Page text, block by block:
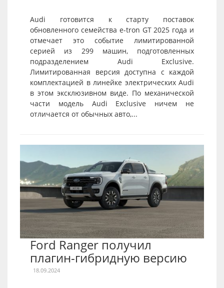
Audi готовится к старту поставок
обновленного семейства e-tron GT 2025 года и
отмечает это событие лимитированной
серией из 299 машин, подготовленных
подразделением Audi Exclusive.
Лимитированная версия доступна с каждой
комплектацией в линейке электрических Audi
в этом эксклюзивном виде. По механической
части модель Audi Exclusive ничем не
отличается от обычных авто,...
Ford Ranger получил
плагин-гибридную версию
18.09.2024